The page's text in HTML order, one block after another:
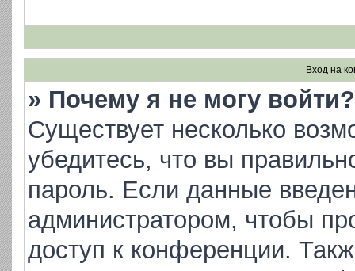
Вход на
» Почему я не могу войти?
Существует несколько
убедитесь, что вы
пароль. Если данные
администратором, чтобы
доступ к конференции.